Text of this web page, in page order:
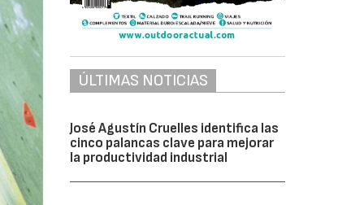
ÚLTIMAS NOTICIAS
José Agustín Cruelles identifica las
cinco palancas clave para mejorar
la productividad industrial